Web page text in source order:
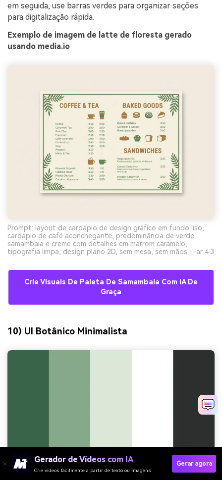
em seguida, use barras verdes para organizar seções
para digitalização rápida.
Exemplo de imagem de latte de floresta gerado
usando media.io
Prompt: layout de cardápio de design gráfico em fundo liso,
cardápio de café aconchegante, predominância de verde
samambaia e creme com detalhes em marrom caramelo,
tipografia limpa, design plano 2D, sem mesa, sem mãos --ar 4:3
Crie Visuais De Paleta De Samambaia Com IA De
Graça
10) UI Botânico Minimalista
Gerador de Vídeos com IA
Crie vídeos facilmente a partir de texto ou imagens
Gerar agora